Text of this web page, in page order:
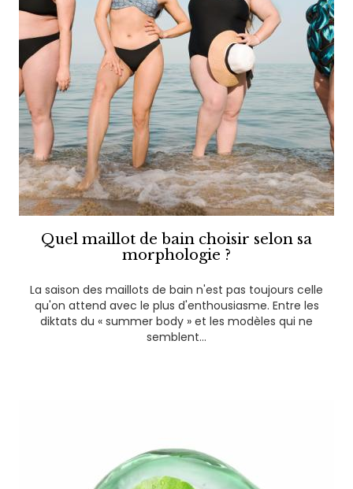
Quel maillot de bain choisir selon sa
morphologie ?
La saison des maillots de bain n'est pas toujours celle
qu'on attend avec le plus d'enthousiasme. Entre les
diktats du « summer body » et les modèles qui ne
semblent...